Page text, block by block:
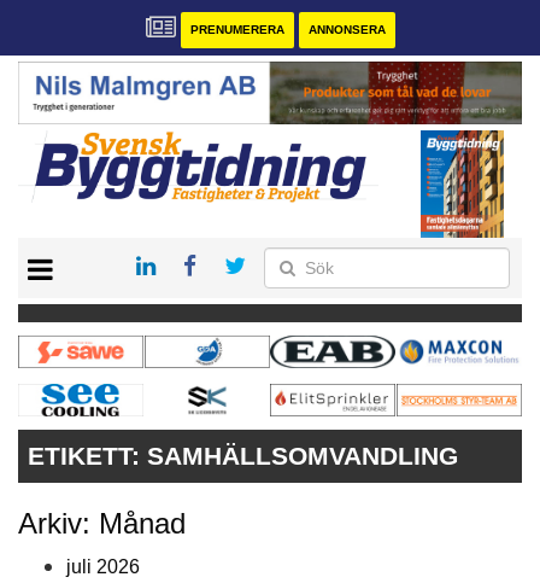
PRENUMERERA ANNONSERA
PRENUMERERA
VÅRA ANDRA MAGASIN
ANNONSERA
KONTAKT
ETIKETT: SAMHÄLLSOMVANDLING
Arkiv: Månad
juli 2026